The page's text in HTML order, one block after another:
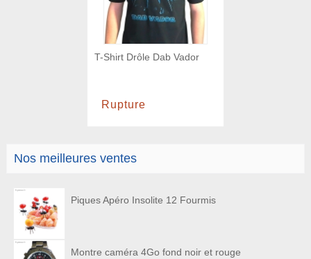
Nos meilleures ventes
Piques Apéro Insolite 12 Fourmis
Montre caméra 4Go fond noir et rouge
T-Shirt Drôle Dab Vador
Rupture